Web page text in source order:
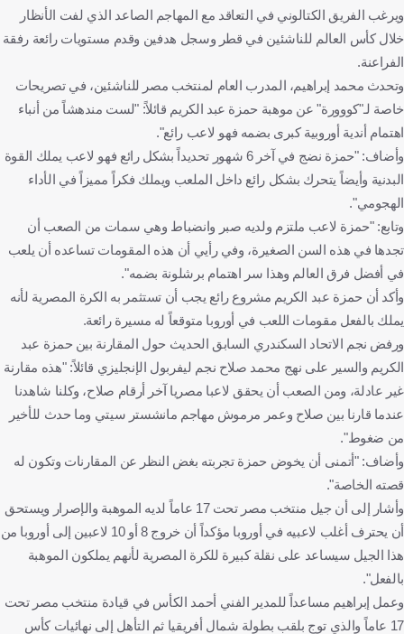
ويرغب الفريق الكتالوني في التعاقد مع المهاجم الصاعد الذي لفت الأنظار
خلال كأس العالم للناشئين في قطر وسجل هدفين وقدم مستويات رائعة رفقة
الفراعنة.
وتحدث محمد إبراهيم، المدرب العام لمنتخب مصر للناشئين، في تصريحات
خاصة لـ"كووورة" عن موهبة حمزة عبد الكريم قائلاً: "لست مندهشاً من أنباء
اهتمام أندية أوروبية كبرى بضمه فهو لاعب رائع".
وأضاف: "حمزة نضج في آخر 6 شهور تحديداً بشكل رائع فهو لاعب يملك القوة
البدنية وأيضاً يتحرك بشكل رائع داخل الملعب ويملك فكراً مميزاً في الأداء
الهجومي".
وتابع: "حمزة لاعب ملتزم ولديه صبر وانضباط وهي سمات من الصعب أن
تجدها في هذه السن الصغيرة، وفي رأيي أن هذه المقومات تساعده أن يلعب
في أفضل فرق العالم وهذا سر اهتمام برشلونة بضمه".
وأكد أن حمزة عبد الكريم مشروع رائع يجب أن تستثمر به الكرة المصرية لأنه
يملك بالفعل مقومات اللعب في أوروبا متوقعاً له مسيرة رائعة.
ورفض نجم الاتحاد السكندري السابق الحديث حول المقارنة بين حمزة عبد
الكريم والسير على نهج محمد صلاح نجم ليفربول الإنجليزي قائلاً: "هذه مقارنة
غير عادلة، ومن الصعب أن يحقق لاعبا مصريا آخر أرقام صلاح، وكلنا شاهدنا
عندما قارنا بين صلاح وعمر مرموش مهاجم مانشستر سيتي وما حدث للأخير
من ضغوط".
وأضاف: "أتمنى أن يخوض حمزة تجربته بغض النظر عن المقارنات وتكون له
قصته الخاصة".
وأشار إلى أن جيل منتخب مصر تحت 17 عاماً لديه الموهبة والإصرار ويستحق
أن يحترف أغلب لاعبيه في أوروبا مؤكداً أن خروج 8 أو 10 لاعبين إلى أوروبا من
هذا الجيل سيساعد على نقلة كبيرة للكرة المصرية لأنهم يملكون الموهبة
بالفعل".
وعمل إبراهيم مساعداً للمدير الفني أحمد الكأس في قيادة منتخب مصر تحت
17 عاماً والذي توج بلقب بطولة شمال أفريقيا ثم التأهل إلى نهائيات كأس